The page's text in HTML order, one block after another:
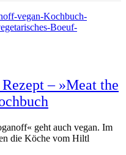
– »Meat the
geht auch vegan. Im
die Köche vom Hiltl